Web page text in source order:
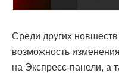
Среди других
возможность
на Экспресс-панели, а